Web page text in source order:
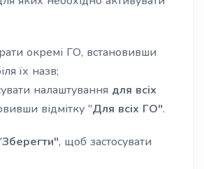
окремі ГО, встановивши
їх назв;
налаштування для всіх
відмітку "Для всіх ГО".
Зберегти", щоб застосувати